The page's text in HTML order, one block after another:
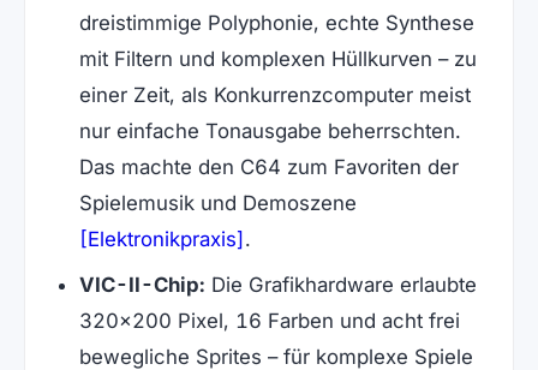
dreistimmige Polyphonie, echte Synthese
mit Filtern und komplexen Hüllkurven – zu
einer Zeit, als Konkurrenzcomputer meist
nur einfache Tonausgabe beherrschten.
Das machte den C64 zum Favoriten der
Spielemusik und Demoszene
[Elektronikpraxis].
VIC-II-Chip: Die Grafikhardware erlaubte
320×200 Pixel, 16 Farben und acht frei
bewegliche Sprites – für komplexe Spiele